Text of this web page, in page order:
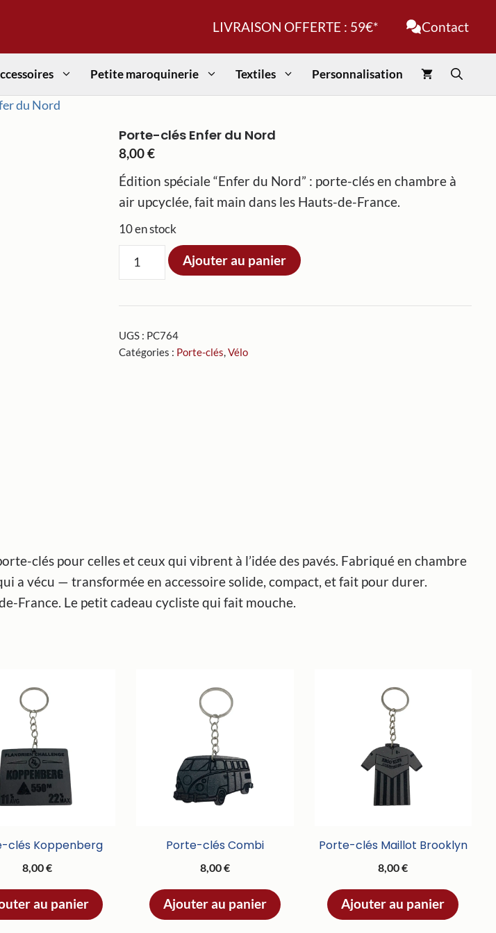
LIVRAISON OFFERTE : 59€* Contact
Petite maroquinerie Textiles Personnalisation
du Nord
Porte-clés Enfer du Nord
8,00€
Édition spéciale “Enfer du Nord” : porte-clés en chambre à
air upcyclée, fait main dans les Hauts-de-France.
10 en stock
quantité
Enfer
du
Ajouter au panier
UGS : PC764
Catégories : Porte-clés,Vélo
clés pour celles et ceux qui vibrent à l’idée des pavés. Fabriqué en chambre
a vécu — transformée en accessoire solide, compact, et fait pour durer.
France. Le petit cadeau cycliste qui fait mouche.
clés Koppenberg
8,00€
au panier
Porte-clés Combi
8,00€
Ajouter au panier
Porte-clés Maillot Brooklyn
8,00€
Ajouter au panier
Enfer
du
Nord